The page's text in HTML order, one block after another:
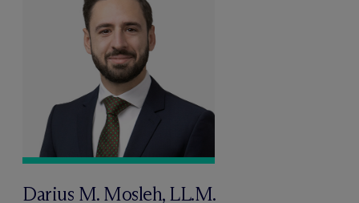
Darius M. Mosleh, LL.M.